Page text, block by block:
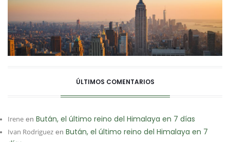
ÚLTIMOS COMENTARIOS
Irene en Bután, el último reino del Himalaya en 7 días
Ivan Rodriguez en Bután, el último reino del Himalaya en 7